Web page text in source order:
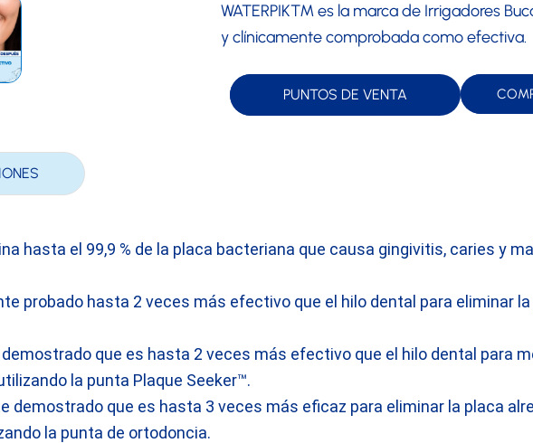
WATERPIK™ es la marca de Irrigadores
y clínicamente comprobada como efectiva.
PUNTOS DE VENTA
hasta el 99,9 % de la placa bacteriana que causa gingivitis, caries y
probado hasta 2 veces más efectivo que el hilo dental para eliminar
que es hasta 2 veces más efectivo que el hilo dental para
la punta Plaque Seeker™.
demostrado que es hasta 3 veces más eficaz para eliminar la placa
la punta de ortodoncia.